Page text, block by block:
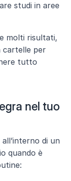
studi in aree
molti risultati,
cartelle per
tutto
nel tuo
di un
quando è